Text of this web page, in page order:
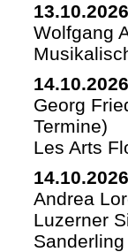
13.10.2026
Wolfgang
14.10.2026
Georg
Termine)
Les Arts
14.10.2026
Andrea
Luzerner
Sanderling